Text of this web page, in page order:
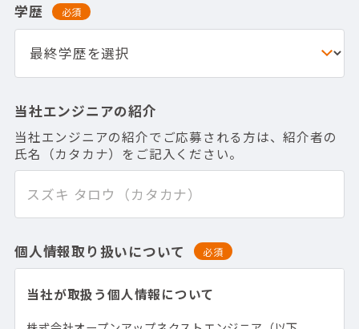
学歴 必須
当社エンジニアの紹介
当社エンジニアの紹介でご応募される方は、紹介者の
氏名（カタカナ）をご記入ください。
個人情報取り扱いについて 必須
当社が取扱う個人情報について